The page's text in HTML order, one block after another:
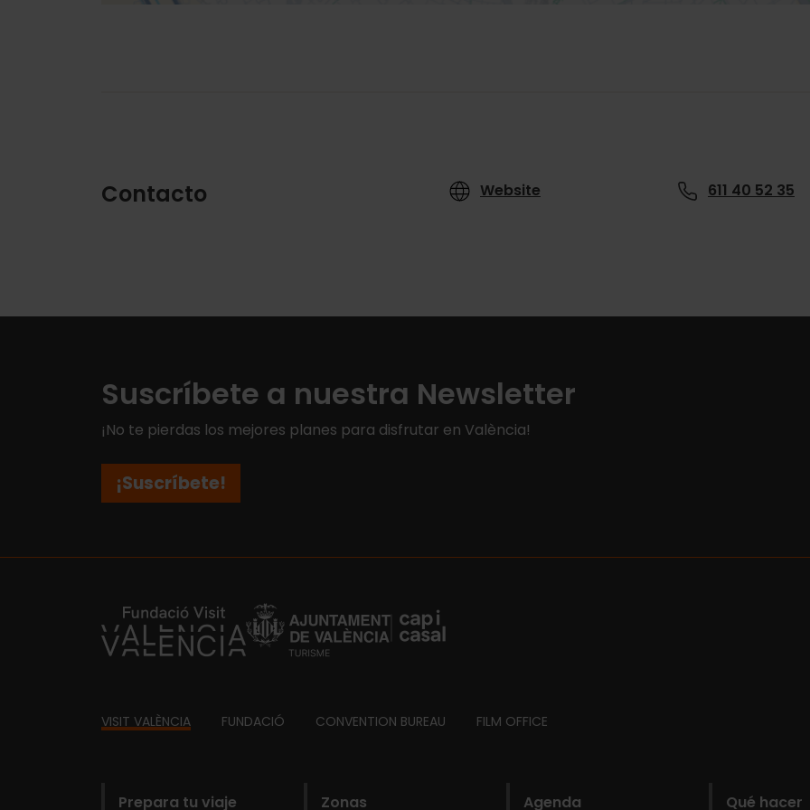
Contacto Website 611 40 52 35
Suscríbete a nuestra Newsletter
¡No te pierdas los mejores planes para disfrutar en València!
¡Suscríbete!
https://fundacion.visitvalencia.com/
Footer
VISIT VALÈNCIA FUNDACIÓ CONVENTION BUREAU FILM OFFICE
Prepara tu viaje Zonas Agenda Qué hacer